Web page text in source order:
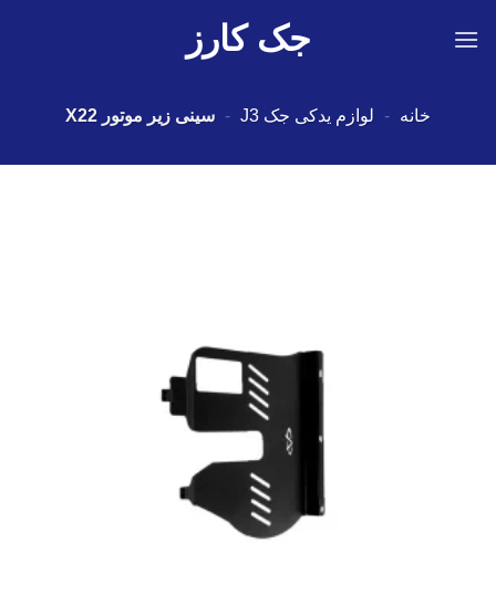
جک کارز
خانه - لوازم یدکی جک J3 - سینی زیر موتور X22